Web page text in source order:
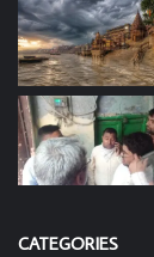
CATEGORIES